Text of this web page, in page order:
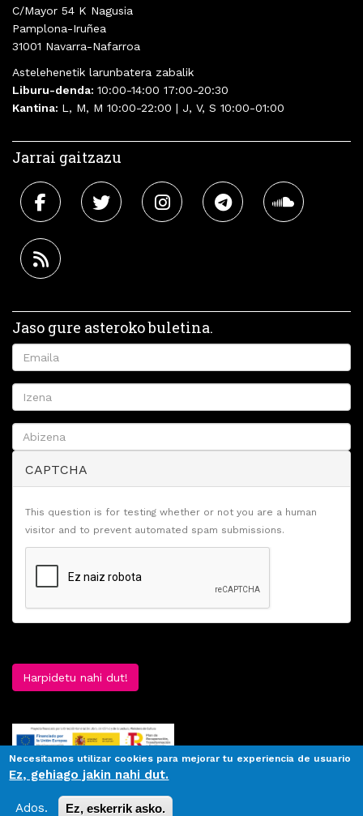
C/Mayor 54 K Nagusia
Pamplona-Iruñea
31001 Navarra-Nafarroa
Astelehenetik larunbatera zabalik
Liburu-denda: 10:00-14:00 17:00-20:30
Kantina: L, M, M 10:00-22:00 | J, V, S 10:00-01:00
Jarrai gaitzazu
Jaso gure asteroko buletina.
CAPTCHA
This question is for testing whether or not you are a human
visitor and to prevent automated spam submissions.
Harpidetu nahi dut!
Necesitamos utilizar cookies para mejorar tu experiencia de usuario
Ez, gehiago jakin nahi dut.
Ados. Ez, eskerrik asko.